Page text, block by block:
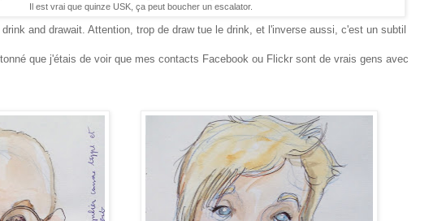
Il est vrai que quinze USK, ça peut boucher un escalator.
and drawait. Attention, trop de draw tue le drink, et l'inverse aussi, c'est un subtil
que j'étais de voir que mes contacts Facebook ou Flickr sont de vrais gens avec